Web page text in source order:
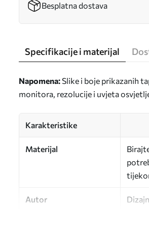
Besplatna dostava
Specifikacije i materijal
Napomena: Slike i boje prikazanih
monitora, rezolucije i uvjeta
Karakteristike
Materijal
Autor